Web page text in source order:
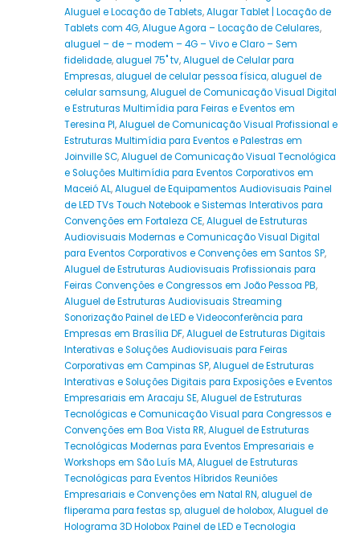
Aluguel e Locação de Tablets,Alugar Tablet | Locação de
Tablets com 4G,Alugue Agora – Locação de Celulares,
aluguel – de – modem – 4G – Vivo e Claro – Sem
fidelidade,aluguel 75" tv,Aluguel de Celular para
Empresas,aluguel de celular pessoa física,aluguel de
celular samsung,Aluguel de Comunicação Visual Digital
e Estruturas Multimídia para Feiras e Eventos em
Teresina PI,Aluguel de Comunicação Visual Profissional e
Estruturas Multimídia para Eventos e Palestras em
Joinville SC,Aluguel de Comunicação Visual Tecnológica
e Soluções Multimídia para Eventos Corporativos em
Maceió AL,Aluguel de Equipamentos Audiovisuais Painel
de LED TVs Touch Notebook e Sistemas Interativos para
Convenções em Fortaleza CE,Aluguel de Estruturas
Audiovisuais Modernas e Comunicação Visual Digital
para Eventos Corporativos e Convenções em Santos SP,
Aluguel de Estruturas Audiovisuais Profissionais para
Feiras Convenções e Congressos em João Pessoa PB,
Aluguel de Estruturas Audiovisuais Streaming
Sonorização Painel de LED e Videoconferência para
Empresas em Brasília DF,Aluguel de Estruturas Digitais
Interativas e Soluções Audiovisuais para Feiras
Corporativas em Campinas SP,Aluguel de Estruturas
Interativas e Soluções Digitais para Exposições e Eventos
Empresariais em Aracaju SE,Aluguel de Estruturas
Tecnológicas e Comunicação Visual para Congressos e
Convenções em Boa Vista RR,Aluguel de Estruturas
Tecnológicas Modernas para Eventos Empresariais e
Workshops em São Luís MA,Aluguel de Estruturas
Tecnológicas para Eventos Híbridos Reuniões
Empresariais e Convenções em Natal RN,aluguel de
fliperama para festas sp,aluguel de holobox,Aluguel de
Holograma 3D Holobox Painel de LED e Tecnologia